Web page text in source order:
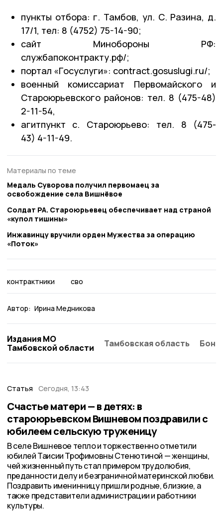
пункты отбора: г. Тамбов, ул. С. Разина, д.
17/1, тел: 8 (4752) 75-14-90;
сайт Минобороны РФ:
службапоконтракту.рф/;
портал «Госуслуги»: contract.gosuslugi.ru/;
военный комиссариат Первомайского и
Староюрьевского районов: тел. 8 (475-48)
2-11-54,
агитпункт с. Староюрьево: тел. 8 (475-
43) 4-11-49.
Материалы по теме
Медаль Суворова получил первомаец за
освобождение села Вишнёвое
Солдат РА. Староюрьевец обеспечивает над страной
«купол тишины»
Инжавинцу вручили орден Мужества за операцию
«Поток»
контрактники сво
Автор: Ирина Медникова
Издания МО
Тамбовской области
Тамбовская область
Статья Сегодня, 13:43
Счастье матери — в детях: в
староюрьевском Вишневом поздравили с
юбилеем сельскую труженицу
В селе Вишневое тепло и торжественно отметили
юбилей Таисии Трофимовны Стенютиной — женщины,
чей жизненный путь стал примером трудолюбия,
преданности делу и безграничной материнской любви.
Поздравить именинницу пришли родные, близкие, а
также представители администрации и работники
культуры.